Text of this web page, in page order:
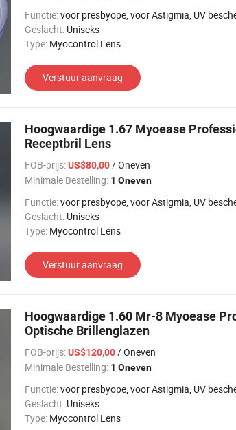
Functie:voor presbyope, voor Astigmia, UV bescherming, voor
Geslacht: Uniseks
Type: Myocontrol Lens
Verstuur aanvraag
Hoogwaardige 1.67 Myoease
Receptbril Lens
FOB-prijs:US$80,00/ Oneven
Minimale Bestelling: 1 Oneven
Functie:voor presbyope, voor Astigmia, UV bescherming, voor
Geslacht: Uniseks
Type: Myocontrol Lens
Verstuur aanvraag
Hoogwaardige 1.60 Mr-8 Myoease
Optische Brillenglazen
FOB-prijs:US$120,00/ Oneven
Minimale Bestelling: 1 Oneven
Functie:voor presbyope, voor Astigmia, UV bescherming, voor
Geslacht: Uniseks
Type: Myocontrol Lens